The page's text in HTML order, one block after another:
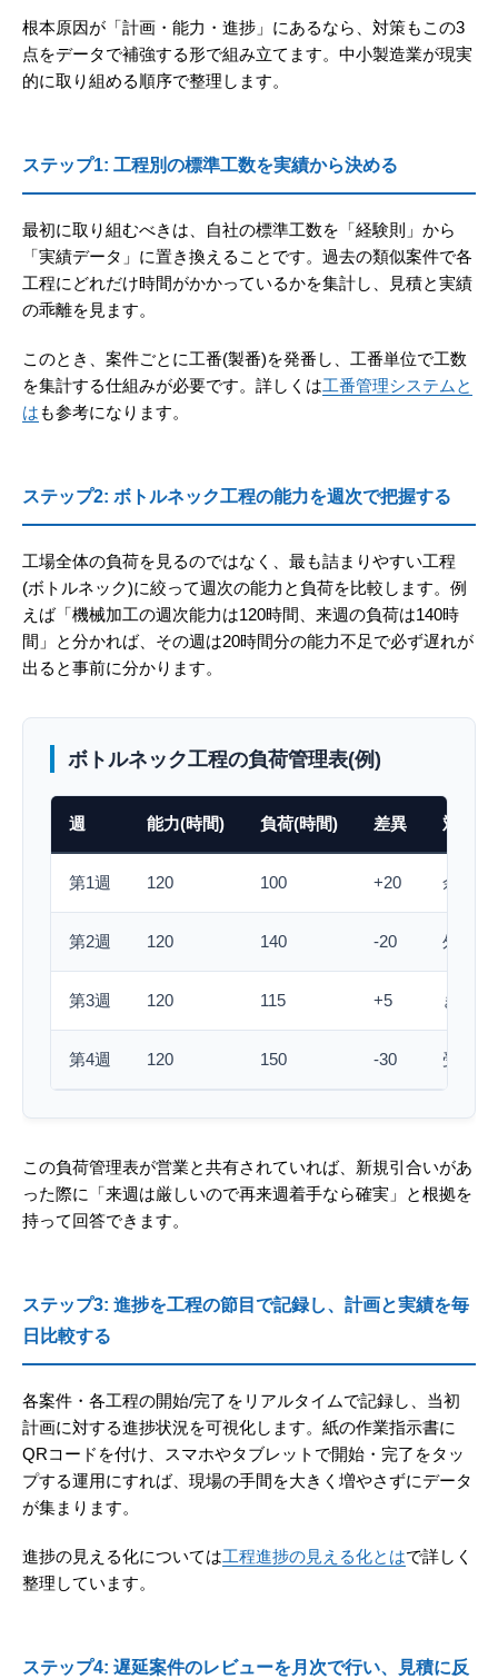
根本原因が「計画・能力・進捗」にあるなら、対策もこの3
点をデータで補強する形で組み立てます。中小製造業が現実
的に取り組める順序で整理します。
ステップ1: 工程別の標準工数を実績から決める
最初に取り組むべきは、自社の標準工数を「経験則」から
「実績データ」に置き換えることです。過去の類似案件で各
工程にどれだけ時間がかかっているかを集計し、見積と実績
の乖離を見ます。
このとき、案件ごとに工番(製番)を発番し、工番単位で工数
を集計する仕組みが必要です。詳しくは工番管理システムと
はも参考になります。
ステップ2: ボトルネック工程の能力を週次で把握する
工場全体の負荷を見るのではなく、最も詰まりやすい工程
(ボトルネック)に絞って週次の能力と負荷を比較します。例
えば「機械加工の週次能力は120時間、来週の負荷は140時
間」と分かれば、その週は20時間分の能力不足で必ず遅れが
出ると事前に分かります。
ボトルネック工程の負荷管理表(例)
週 能力(時間) 負荷(時間) 差異 対応策
第1週 120 100 +20 余裕あ
第2週 120 140 -20 外注活
第3週 120 115 +5 ぎりぎ
第4週 120 150 -30 受注制
この負荷管理表が営業と共有されていれば、新規引合いがあ
った際に「来週は厳しいので再来週着手なら確実」と根拠を
持って回答できます。
ステップ3: 進捗を工程の節目で記録し、計画と実績を毎
日比較する
各案件・各工程の開始/完了をリアルタイムで記録し、当初
計画に対する進捗状況を可視化します。紙の作業指示書に
QRコードを付け、スマホやタブレットで開始・完了をタッ
プする運用にすれば、現場の手間を大きく増やさずにデータ
が集まります。
進捗の見える化については工程進捗の見える化とはで詳しく
整理しています。
ステップ4: 遅延案件のレビューを月次で行い、見積に反